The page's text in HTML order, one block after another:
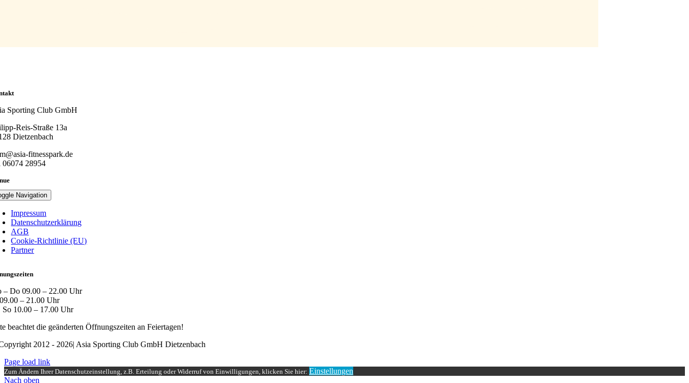
Sporting Club GmbH
Reis-Straße 13a
Dietzenbach
fitnesspark.de
06074 28954
Navigation
Impressum
Datenschutzerklärung
AGB
Cookie-Richtlinie (EU)
Partner
– Do 09.00 – 22.00 Uhr
– 21.00 Uhr
So 10.00 – 17.00 Uhr
beachtet die geänderten Öffnungszeiten an Feiertagen!
2012 - 2026| Asia Sporting Club GmbH Dietzenbach
Page load link
Zum Ändern Ihrer Datenschutzeinstellung, z.B. Erteilung oder Widerruf von Einwilligungen, klicken Sie hier: Einstellungen
Nach oben